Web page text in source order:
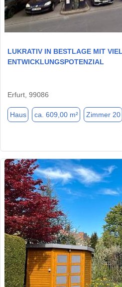
LUKRATIV IN BESTLAGE MIT
ENTWICKLUNGSPOTENZIAL
Erfurt, 99086
Haus ca. 609,00 m² Zimmer 20